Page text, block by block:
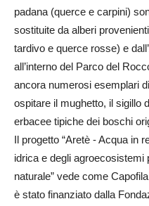
padana (querce e carpini)
sostituite da alberi
tardivo e querce rosse) e
all’interno del Parco del
ancora numerosi esemplari
ospitare il mughetto, il sigillo
erbacee tipiche dei boschi
Il progetto “Aretè - Acqua in
idrica e degli agroecosistemi
naturale” vede come
è stato finanziato dalla